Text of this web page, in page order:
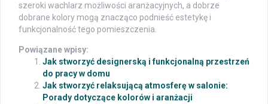
szeroki wachlarz możliwości aranżacyjnych, a dobrze
dobrane kolory mogą znacząco podnieść estetykę i
funkcjonalność tego pomieszczenia.
Powiązane wpisy:
Jak stworzyć designerską i funkcjonalną przestrzeń
do pracy w domu
Jak stworzyć relaksującą atmosferę w salonie:
Porady dotyczące kolorów i aranżacji